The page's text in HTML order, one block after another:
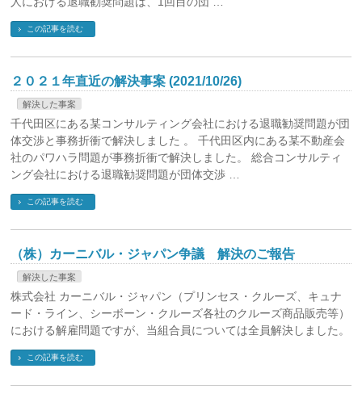
この記事を読む
２０２１年直近の解決事案 (2021/10/26)
解決した事案
千代田区にある某コンサルティング会社における退職勧奨問題が団
体交渉と事務折衝で解決しました 。 千代田区内にある某不動産会
社のパワハラ問題が事務折衝で解決しました。 総合コンサルティ
ング会社における退職勧奨問題が団体交渉 …
この記事を読む
（株）カーニバル・ジャパン争議 解決のご報告
解決した事案
株式会社 カーニバル・ジャパン（プリンセス・クルーズ、キュナ
ード・ライン、シーボーン・クルーズ各社のクルーズ商品販売等）
における解雇問題ですが、当組合員については全員解決しました。
この記事を読む